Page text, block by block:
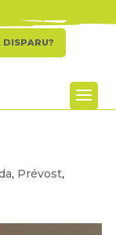
DISPARU?
, Prévost,